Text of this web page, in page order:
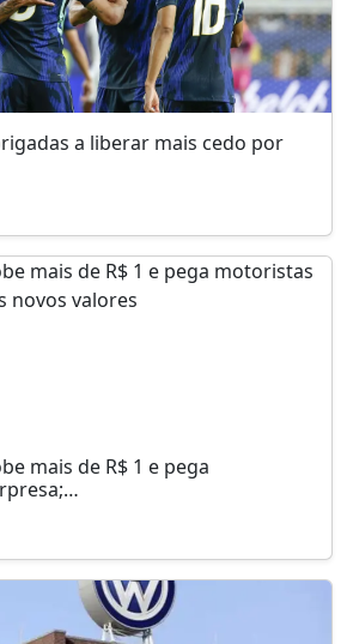
a liberar mais cedo por
mais de R$ 1 e pega